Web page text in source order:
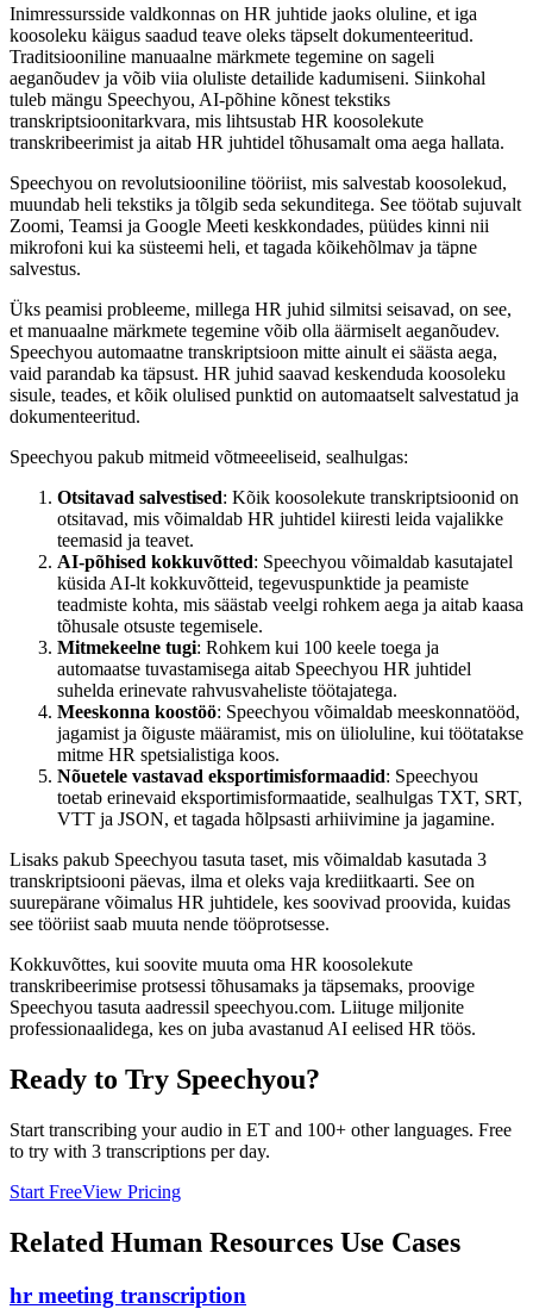
Inimressursside valdkonnas on HR juhtide jaoks oluline, et iga
koosoleku käigus saadud teave oleks täpselt dokumenteeritud.
Traditsiooniline manuaalne märkmete tegemine on sageli
aeganõudev ja võib viia oluliste detailide kadumiseni. Siinkohal
tuleb mängu Speechyou, AI-põhine kõnest tekstiks
transkriptsioonitarkvara, mis lihtsustab HR koosolekute
transkribeerimist ja aitab HR juhtidel tõhusamalt oma aega hallata.
Speechyou on revolutsiooniline tööriist, mis salvestab koosolekud,
muundab heli tekstiks ja tõlgib seda sekunditega. See töötab sujuvalt
Zoomi, Teamsi ja Google Meeti keskkondades, püüdes kinni nii
mikrofoni kui ka süsteemi heli, et tagada kõikehõlmav ja täpne
salvestus.
Üks peamisi probleeme, millega HR juhid silmitsi seisavad, on see,
et manuaalne märkmete tegemine võib olla äärmiselt aeganõudev.
Speechyou automaatne transkriptsioon mitte ainult ei säästa aega,
vaid parandab ka täpsust. HR juhid saavad keskenduda koosoleku
sisule, teades, et kõik olulised punktid on automaatselt salvestatud ja
dokumenteeritud.
Speechyou pakub mitmeid võtmeeeliseid, sealhulgas:
Otsitavad salvestised: Kõik koosolekute transkriptsioonid on
otsitavad, mis võimaldab HR juhtidel kiiresti leida vajalikke
teemasid ja teavet.
AI-põhised kokkuvõtted: Speechyou võimaldab kasutajatel
küsida AI-lt kokkuvõtteid, tegevuspunktide ja peamiste
teadmiste kohta, mis säästab veelgi rohkem aega ja aitab kaasa
tõhusale otsuste tegemisele.
Mitmekeelne tugi: Rohkem kui 100 keele toega ja
automaatse tuvastamisega aitab Speechyou HR juhtidel
suhelda erinevate rahvusvaheliste töötajatega.
Meeskonna koostöö: Speechyou võimaldab meeskonnatööd,
jagamist ja õiguste määramist, mis on ülioluline, kui töötatakse
mitme HR spetsialistiga koos.
Nõuetele vastavad eksportimisformaadid: Speechyou
toetab erinevaid eksportimisformaatide, sealhulgas TXT, SRT,
VTT ja JSON, et tagada hõlpsasti arhiivimine ja jagamine.
Lisaks pakub Speechyou tasuta taset, mis võimaldab kasutada 3
transkriptsiooni päevas, ilma et oleks vaja krediitkaarti. See on
suurepärane võimalus HR juhtidele, kes soovivad proovida, kuidas
see tööriist saab muuta nende tööprotsesse.
Kokkuvõttes, kui soovite muuta oma HR koosolekute
transkribeerimise protsessi tõhusamaks ja täpsemaks, proovige
Speechyou tasuta aadressil speechyou.com. Liituge miljonite
professionaalidega, kes on juba avastanud AI eelised HR töös.
Ready to Try Speechyou?
Start transcribing your audio in ET and 100+ other languages. Free
to try with 3 transcriptions per day.
Start FreeView Pricing
Related Human Resources Use Cases
hr meeting transcription